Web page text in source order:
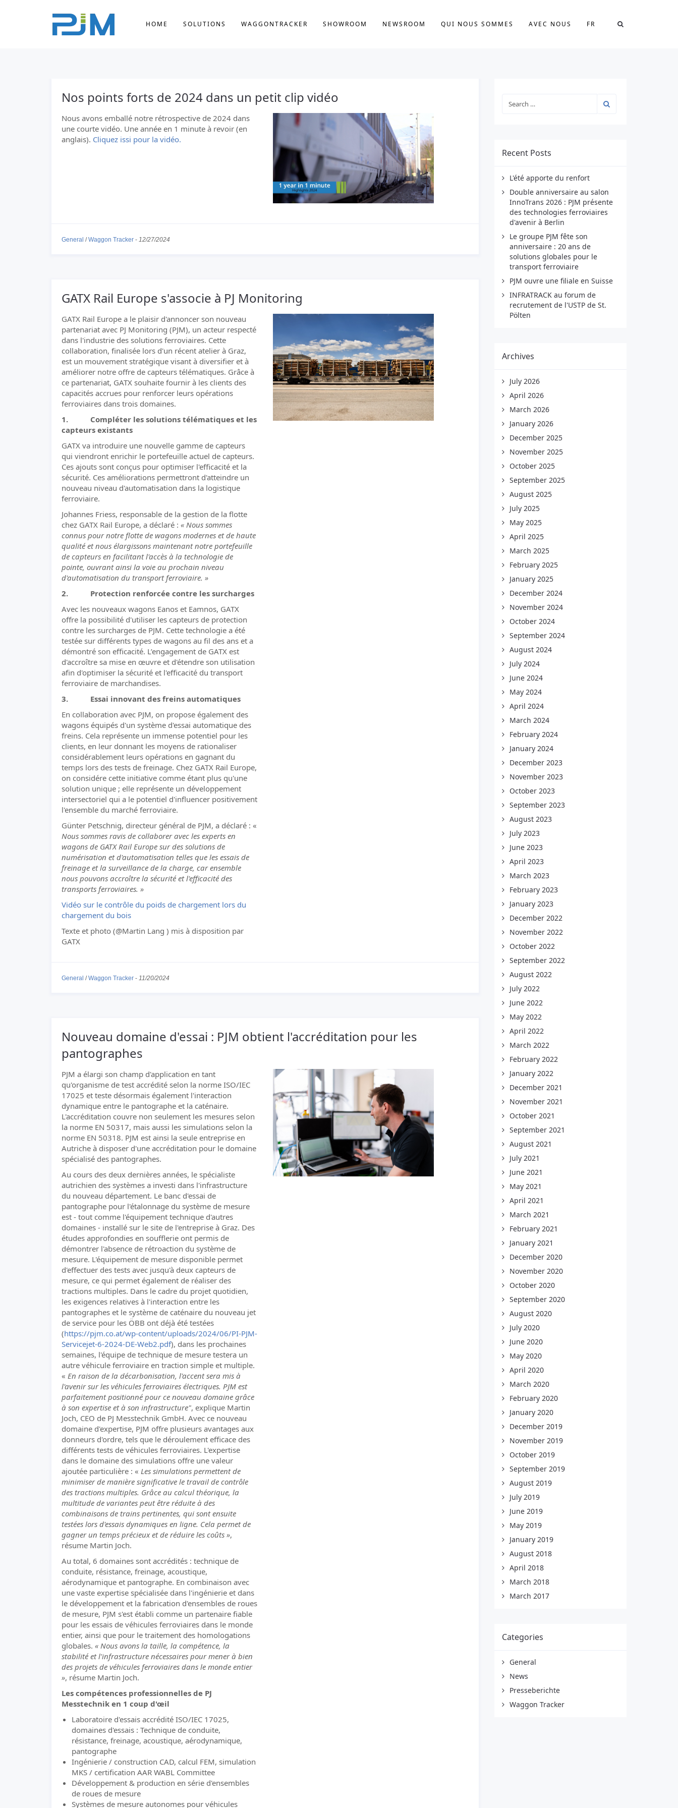
HOME SOLUTIONS WAGGONTRACKER SHOWROOM NEWSROOM QUI NOUS SOMMES AVEC NOUS FR
Nos points forts de 2024 dans un petit clip vidéo
Nous avons emballé notre rétrospective de 2024 dans
une courte vidéo. Une année en 1 minute à revoir (en
anglais). Cliquez issi pour la vidéo.
General /Waggon Tracker - 12/27/2024
GATX Rail Europe s'associe à PJ Monitoring
GATX Rail Europe a le plaisir d'annoncer son nouveau
partenariat avec PJ Monitoring (PJM), un acteur respecté
dans l'industrie des solutions ferroviaires. Cette
collaboration, finalisée lors d'un récent atelier à Graz,
est un mouvement stratégique visant à diversifier et à
améliorer notre offre de capteurs télématiques. Grâce à
ce partenariat, GATX souhaite fournir à les clients des
capacités accrues pour renforcer leurs opérations
ferroviaires dans trois domaines.
1. Compléter les solutions télématiques et les
capteurs existants
GATX va introduire une nouvelle gamme de capteurs
qui viendront enrichir le portefeuille actuel de capteurs.
Ces ajouts sont conçus pour optimiser l'efficacité et la
sécurité. Ces améliorations permettront d'atteindre un
nouveau niveau d'automatisation dans la logistique
ferroviaire.
Johannes Friess, responsable de la gestion de la flotte
chez GATX Rail Europe, a déclaré : « Nous sommes
connus pour notre flotte de wagons modernes et de haute
qualité et nous élargissons maintenant notre portefeuille
de capteurs en facilitant l'accès à la technologie de
pointe, ouvrant ainsi la voie au prochain niveau
d'automatisation du transport ferroviaire. »
2. Protection renforcée contre les surcharges
Avec les nouveaux wagons Eanos et Eamnos, GATX
offre la possibilité d'utiliser les capteurs de protection
contre les surcharges de PJM. Cette technologie a été
testée sur différents types de wagons au fil des ans et a
démontré son efficacité. L’engagement de GATX est
d'accroître sa mise en œuvre et d'étendre son utilisation
afin d'optimiser la sécurité et l'efficacité du transport
ferroviaire de marchandises.
3. Essai innovant des freins automatiques
En collaboration avec PJM, on propose également des
wagons équipés d'un système d'essai automatique des
freins. Cela représente un immense potentiel pour les
clients, en leur donnant les moyens de rationaliser
considérablement leurs opérations en gagnant du
temps lors des tests de freinage. Chez GATX Rail Europe,
on considére cette initiative comme étant plus qu'une
solution unique ; elle représente un développement
intersectoriel qui a le potentiel d'influencer positivement
l'ensemble du marché ferroviaire.
Günter Petschnig, directeur général de PJM, a déclaré : «
Nous sommes ravis de collaborer avec les experts en
wagons de GATX Rail Europe sur des solutions de
numérisation et d'automatisation telles que les essais de
freinage et la surveillance de la charge, car ensemble
nous pouvons accroître la sécurité et l'efficacité des
transports ferroviaires. »
Vidéo sur le contrôle du poids de chargement lors du
chargement du bois
Texte et photo (@Martin Lang ) mis à disposition par
GATX
General /Waggon Tracker - 11/20/2024
Nouveau domaine d'essai : PJM obtient l'accréditation pour les
pantographes
PJM a élargi son champ d'application en tant
qu'organisme de test accrédité selon la norme ISO/IEC
17025 et teste désormais également l'interaction
dynamique entre le pantographe et la caténaire.
L'accréditation couvre non seulement les mesures selon
la norme EN 50317, mais aussi les simulations selon la
norme EN 50318. PJM est ainsi la seule entreprise en
Autriche à disposer d'une accréditation pour le domaine
spécialisé des pantographes.
Au cours des deux dernières années, le spécialiste
autrichien des systèmes a investi dans l'infrastructure
du nouveau département. Le banc d'essai de
pantographe pour l'étalonnage du système de mesure
est - tout comme l'équipement technique d'autres
domaines - installé sur le site de l'entreprise à Graz. Des
études approfondies en soufflerie ont permis de
démontrer l'absence de rétroaction du système de
mesure. L'équipement de mesure disponible permet
d'effectuer des tests avec jusqu'à deux capteurs de
mesure, ce qui permet également de réaliser des
tractions multiples. Dans le cadre du projet quotidien,
les exigences relatives à l'interaction entre les
pantographes et le système de caténaire du nouveau jet
de service pour les ÖBB ont déjà été testées
(https://pjm.co.at/wp-content/uploads/2024/06/PI-PJM-
Servicejet-6-2024-DE-Web2.pdf), dans les prochaines
semaines, l'équipe de technique de mesure testera un
autre véhicule ferroviaire en traction simple et multiple.
« En raison de la décarbonisation, l'accent sera mis à
l'avenir sur les véhicules ferroviaires électriques. PJM est
parfaitement positionné pour ce nouveau domaine grâce
à son expertise et à son infrastructure", explique Martin
Joch, CEO de PJ Messtechnik GmbH. Avec ce nouveau
domaine d'expertise, PJM offre plusieurs avantages aux
donneurs d'ordre, tels que le déroulement efficace des
différents tests de véhicules ferroviaires. L'expertise
dans le domaine des simulations offre une valeur
ajoutée particulière : « Les simulations permettent de
minimiser de manière significative le travail de contrôle
des tractions multiples. Grâce au calcul théorique, la
multitude de variantes peut être réduite à des
combinaisons de trains pertinentes, qui sont ensuite
testées lors d'essais dynamiques en ligne. Cela permet de
gagner un temps précieux et de réduire les coûts »,
résume Martin Joch.
Au total, 6 domaines sont accrédités : technique de
conduite, résistance, freinage, acoustique,
aérodynamique et pantographe. En combinaison avec
une vaste expertise spécialisée dans l'ingénierie et dans
le développement et la fabrication d'ensembles de roues
de mesure, PJM s'est établi comme un partenaire fiable
pour les essais de véhicules ferroviaires dans le monde
entier, ainsi que pour le traitement des homologations
globales. « Nous avons la taille, la compétence, la
stabilité et l'infrastructure nécessaires pour mener à bien
des projets de véhicules ferroviaires dans le monde entier
», résume Martin Joch.
Les compétences professionnelles de PJ
Messtechnik en 1 coup d'œil
Laboratoire d'essais accrédité ISO/IEC 17025,
domaines d'essais : Technique de conduite,
résistance, freinage, acoustique, aérodynamique,
pantographe
Ingénierie / construction CAD, calcul FEM, simulation
MKS / certification AAR WABL Committee
Développement & production en série d'ensembles
de roues de mesure
Systèmes de mesure autonomes pour véhicules
Recent Posts
L'été apporte du renfort
Double anniversaire au salon
InnoTrans 2026 : PJM présente
des technologies ferroviaires
d'avenir à Berlin
Le groupe PJM fête son
anniversaire : 20 ans de
solutions globales pour le
transport ferroviaire
PJM ouvre une filiale en Suisse
INFRATRACK au forum de
recrutement de l'USTP de St.
Pölten
Archives
July 2026
April 2026
March 2026
January 2026
December 2025
November 2025
October 2025
September 2025
August 2025
July 2025
May 2025
April 2025
March 2025
February 2025
January 2025
December 2024
November 2024
October 2024
September 2024
August 2024
July 2024
June 2024
May 2024
April 2024
March 2024
February 2024
January 2024
December 2023
November 2023
October 2023
September 2023
August 2023
July 2023
June 2023
April 2023
March 2023
February 2023
January 2023
December 2022
November 2022
October 2022
September 2022
August 2022
July 2022
June 2022
May 2022
April 2022
March 2022
February 2022
January 2022
December 2021
November 2021
October 2021
September 2021
August 2021
July 2021
June 2021
May 2021
April 2021
March 2021
February 2021
January 2021
December 2020
November 2020
October 2020
September 2020
August 2020
July 2020
June 2020
May 2020
April 2020
March 2020
February 2020
January 2020
December 2019
November 2019
October 2019
September 2019
August 2019
July 2019
June 2019
May 2019
January 2019
August 2018
April 2018
March 2018
March 2017
Categories
General
News
Presseberichte
Waggon Tracker